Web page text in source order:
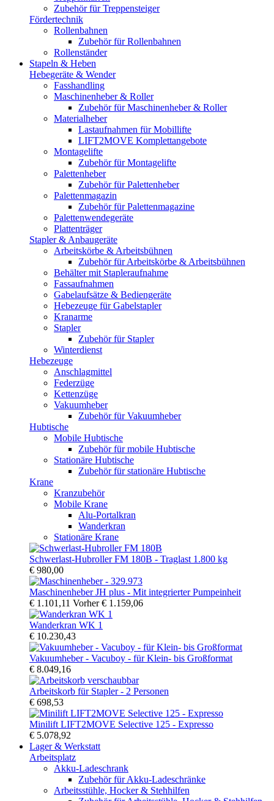
Zubehör für Treppensteiger
Fördertechnik
Rollenbahnen
Zubehör für Rollenbahnen
Rollenständer
Stapeln & Heben
Hebegeräte & Wender
Fasshandling
Maschinenheber & Roller
Zubehör für Maschinenheber & Roller
Materialheber
Lastaufnahmen für Mobillifte
LIFT2MOVE Komplettangebote
Montagelifte
Zubehör für Montagelifte
Palettenheber
Zubehör für Palettenheber
Palettenmagazin
Zubehör für Palettenmagazine
Palettenwendegeräte
Plattenträger
Stapler & Anbaugeräte
Arbeitskörbe & Arbeitsbühnen
Zubehör für Arbeitskörbe & Arbeitsbühnen
Behälter mit Stapleraufnahme
Fassaufnahmen
Gabelaufsätze & Bediengeräte
Hebezeuge für Gabelstapler
Kranarme
Stapler
Zubehör für Stapler
Winterdienst
Hebezeuge
Anschlagmittel
Federzüge
Kettenzüge
Vakuumheber
Zubehör für Vakuumheber
Hubtische
Mobile Hubtische
Zubehör für mobile Hubtische
Stationäre Hubtische
Zubehör für stationäre Hubtische
Krane
Kranzubehör
Mobile Krane
Alu-Portalkran
Wanderkran
Stationäre Krane
Schwerlast-Hubroller FM 180B - Traglast 1.800 kg
€ 980,00
Maschinenheber JH plus - Mit integrierter Pumpeinheit
€ 1.101,11 Vorher€ 1.159,06
Wanderkran WK 1
€ 10.230,43
Vakuumheber - Vacuboy - für Klein- bis Großformat
€ 8.049,16
Arbeitskorb für Stapler - 2 Personen
€ 698,53
Minilift LIFT2MOVE Selective 125 - Expresso
€ 5.078,92
Lager & Werkstatt
Arbeitsplatz
Akku-Ladeschrank
Zubehör für Akku-Ladeschränke
Arbeitsstühle, Hocker & Stehhilfen